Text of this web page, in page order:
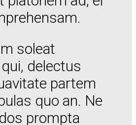
soleat
delectus
partem
quo an. Ne
prompta